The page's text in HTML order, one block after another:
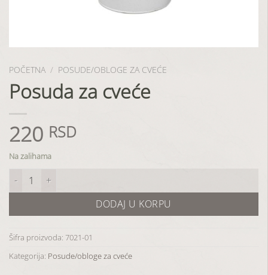
POČETNA / POSUDE/OBLOGE ZA CVEĆE
Posuda za cveće
220 RSD
Na zalihama
Posuda za cveće količina
DODAJ U KORPU
Šifra proizvoda: 7021-01
Kategorija: Posude/obloge za cveće